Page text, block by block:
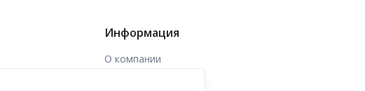
Информация
О компании